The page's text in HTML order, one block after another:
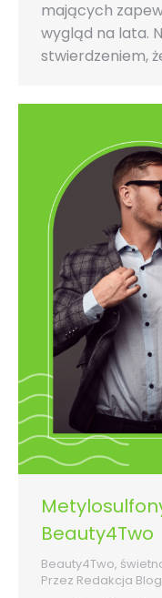
mających
wygląd na lata.
stwierdzeniem,
Beauty4Two
Beauty4Two,
Przez Redakcja